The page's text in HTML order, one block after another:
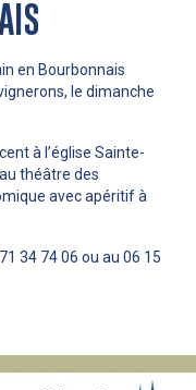
en Bourbonnais
le dimanche
à l’église Sainte-
théâtre des
avec apéritif à
34 74 06 ou au 06 15